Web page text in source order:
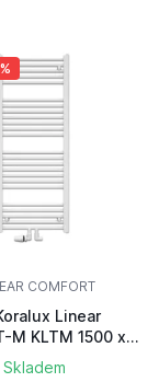
COMFORT
Linear
M KLTM 1500 x
Skladem